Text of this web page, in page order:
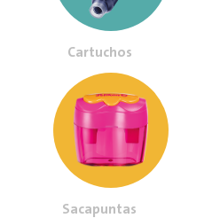
Cartuchos
Sacapuntas